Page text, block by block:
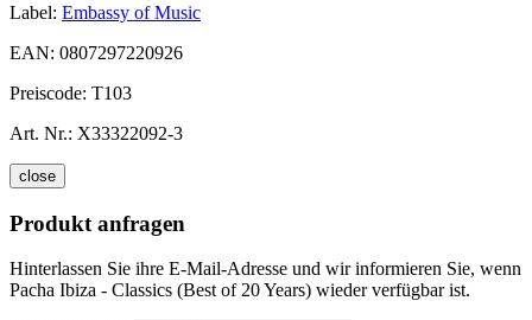
Label: Embassy of Music
EAN: 0807297220926
Preiscode: T103
Art. Nr.: X33322092-3
close
Produkt anfragen
Hinterlassen Sie ihre E-Mail-Adresse und wir informieren Sie, wenn
Pacha Ibiza - Classics (Best of 20 Years) wieder verfügbar ist.